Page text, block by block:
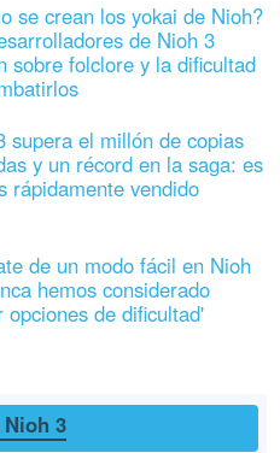
se crean los yokai de Nioh?
de Nioh 3
sobre folclore y la dificultad
supera el millón de copias
y un récord en la saga: es
rápidamente vendido
de un modo fácil en Nioh
hemos considerado
opciones de dificultad'
3